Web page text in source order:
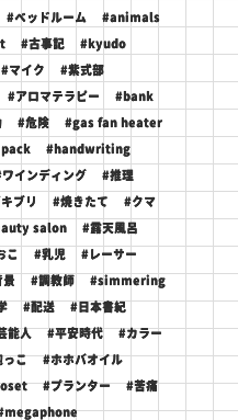
#ベッドルーム #animals
#古事記 #kyudo
#マイク #紫式部
#アロマテラピー #bank
#危険 #gas fan heater
#handwriting
インディング #推理
ブリ #焼きたて #クマ
salon #露天風呂
こ #乳児 #レーサー
景 #調教師 #simmering
#配送 #日本書紀
能人 #平安時代 #カラー
っこ #ホホバオイル
#プランター #苦痛